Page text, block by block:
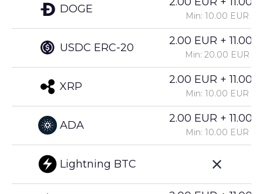
DOGE
USDC ERC-20
XRP
ADA
Lightning BTC
Min: 10.00 EUR
2.00 EUR +
Min: 20.00 EUR
2.00 EUR +
Min: 10.00 EUR
2.00 EUR +
Min: 10.00 EUR